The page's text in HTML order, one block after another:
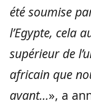
été soumise
l’Egypte, cela
supérieur de
africain que
avant…», a